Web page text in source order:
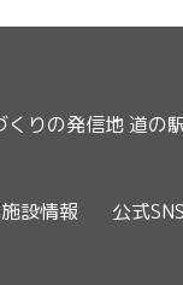
くりの発信地 道の
設情報 公式